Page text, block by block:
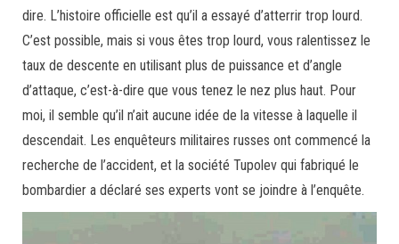
dire. L’histoire officielle est qu’il a essayé d’atterrir trop lourd.
C’est possible, mais si vous êtes trop lourd, vous ralentissez le
taux de descente en utilisant plus de puissance et d’angle
d’attaque, c’est-à-dire que vous tenez le nez plus haut. Pour
moi, il semble qu’il n’ait aucune idée de la vitesse à laquelle il
descendait. Les enquêteurs militaires russes ont commencé la
recherche de l’accident, et la société Tupolev qui fabriqué le
bombardier a déclaré ses experts vont se joindre à l’enquête.